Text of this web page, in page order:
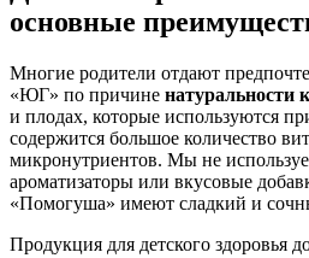
основные
Многие родители отдают
«ЮГ» по причине натуральности
и плодах, которые используются
содержится большое количество
микронутриентов. Мы не
ароматизаторы или вкусовые
«Помогуша» имеют сладкий и
Продукция для детского здоровья